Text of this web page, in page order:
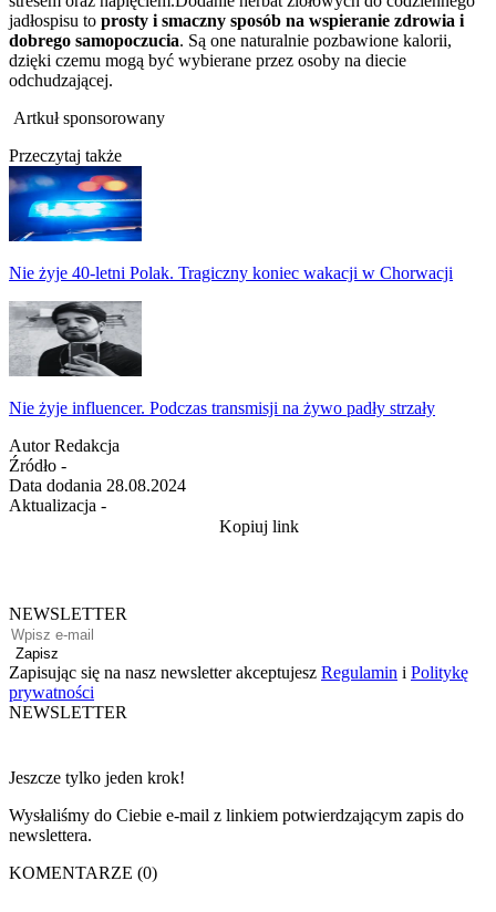
jadłospisu to prosty i smaczny sposób na wspieranie zdrowia i
dobrego samopoczucia. Są one naturalnie pozbawione kalorii,
dzięki czemu mogą być wybierane przez osoby na diecie
odchudzającej.
Artkuł sponsorowany
Przeczytaj także
Nie żyje 40-letni Polak. Tragiczny koniec wakacji w Chorwacji
Nie żyje influencer. Podczas transmisji na żywo padły strzały
Autor Redakcja
Źródło -
Data dodania 28.08.2024
Aktualizacja -
Kopiuj link
NEWSLETTER
Zapisz
Zapisując się na nasz newsletter akceptujesz Regulamin i Politykę
prywatności
NEWSLETTER
Jeszcze tylko jeden krok!
Wysłaliśmy do Ciebie e-mail z linkiem potwierdzającym zapis do
newslettera.
KOMENTARZE (0)